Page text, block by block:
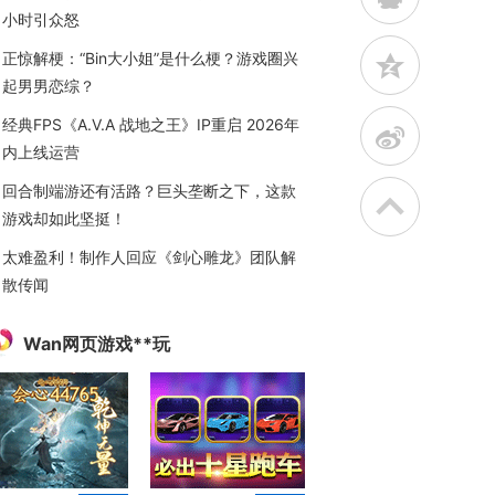
小时引众怒
正惊解梗：“Bin大小姐”是什么梗？游戏圈兴
起男男恋综？
经典FPS《A.V.A 战地之王》IP重启 2026年
内上线运营
回合制端游还有活路？巨头垄断之下，这款
游戏却如此坚挺！
太难盈利！制作人回应《剑心雕龙》团队解
散传闻
Wan网页游戏**玩
z
t